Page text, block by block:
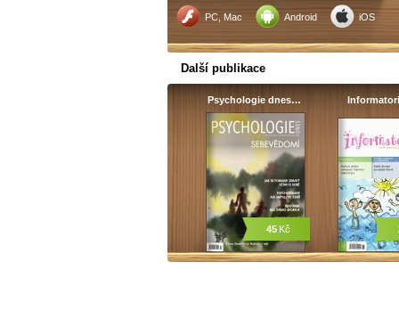
PC, Mac Android iOS
Další publikace
Psychologie dnes…
45 Kč